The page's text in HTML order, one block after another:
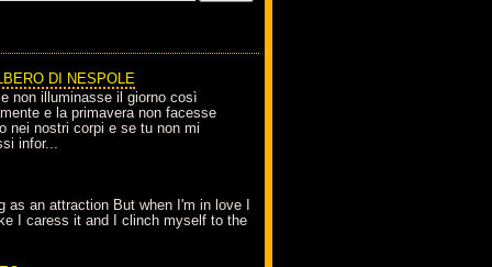
DI NESPOLE
non illuminasse il giorno così
e la primavera non facesse
nei nostri corpi e se tu non mi
infor...
as an attraction But when I'm in love I
I caress it and I clinch myself to the